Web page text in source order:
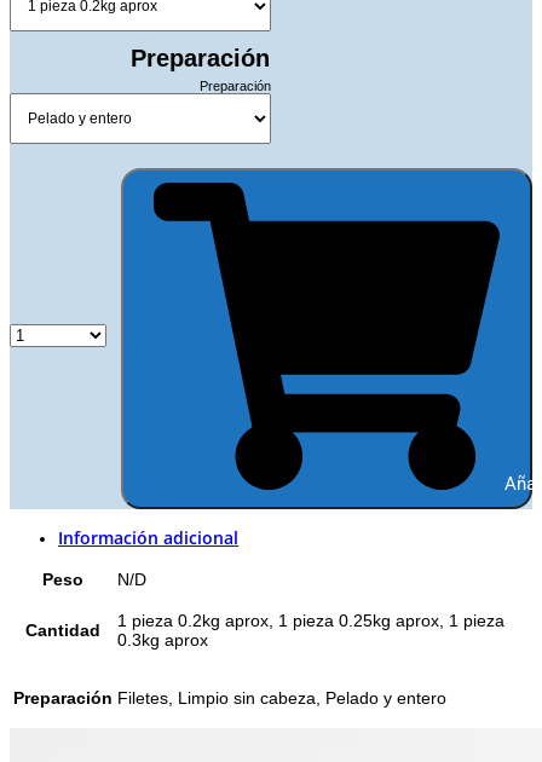
Preparación
Preparación
Información adicional
Peso N/D
Cantidad
1 pieza 0.2kg aprox, 1 pieza 0.25kg aprox, 1 pieza
0.3kg aprox
Preparación Filetes, Limpio sin cabeza, Pelado y entero